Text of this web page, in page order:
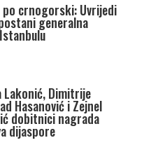
crnogorski: Uvrijedi
generalna
Lakonić, Dimitrije
Hasanović i Zejnel
dobitnici nagrada
dijaspore